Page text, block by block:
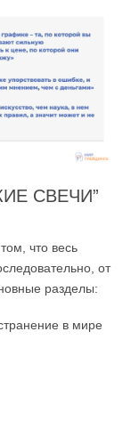
СВЕЧИ”
что весь
от
разделы:
в мире